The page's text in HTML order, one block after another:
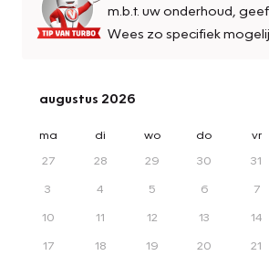
m.b.t. uw onderhoud,
Wees zo specifiek
augustus 2026
ma di wo do vr
27
28 29 30 31
3
4 5 6 7
10
11 12 13 14
17
18 19 20 21